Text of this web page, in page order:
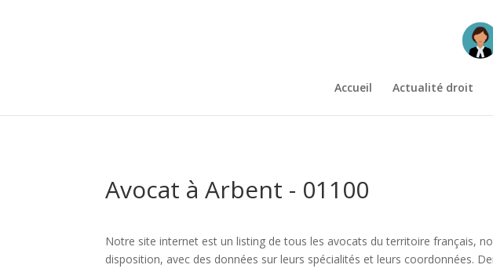
Accueil Actualité droit
Avocat à Arbent - 01100
Notre site internet est un listing de tous les avocats du territoire français,
disposition, avec des données sur leurs spécialités et leurs coordonnées.